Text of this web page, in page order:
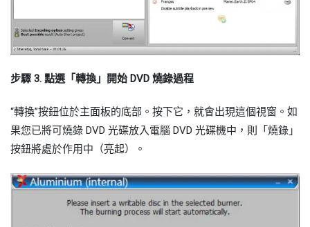
步驟 3. 點選「轉換」開始 DVD 燒錄過程
“轉換”按鈕位於主面板的底部。按下它，就會出現這個視窗。如
果您已將可燒錄 DVD 光碟放入電腦 DVD 光碟機中，則「燒錄」
按鈕將處於作用中（亮起）。